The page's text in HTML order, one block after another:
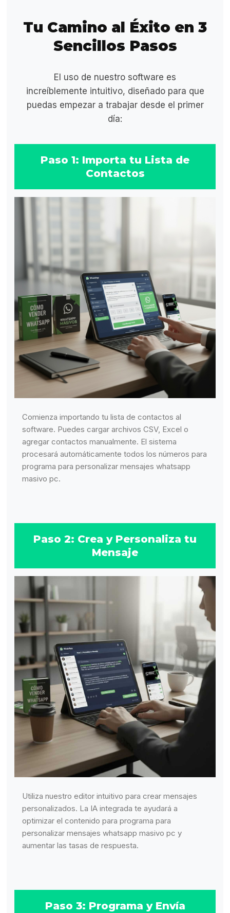
Tu Camino al Éxito en 3
Sencillos Pasos
El uso de nuestro software es
increíblemente intuitivo, diseñado para que
puedas empezar a trabajar desde el primer
día:
Paso 1: Importa tu Lista de
Contactos
Comienza importando tu lista de contactos al
software. Puedes cargar archivos CSV, Excel o
agregar contactos manualmente. El sistema
procesará automáticamente todos los números para
programa para personalizar mensajes whatsapp
masivo pc.
Paso 2: Crea y Personaliza tu
Mensaje
Utiliza nuestro editor intuitivo para crear mensajes
personalizados. La IA integrada te ayudará a
optimizar el contenido para programa para
personalizar mensajes whatsapp masivo pc y
aumentar las tasas de respuesta.
Paso 3: Programa y Envía